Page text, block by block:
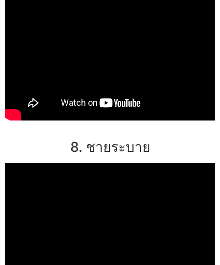
8. ชายระบาย